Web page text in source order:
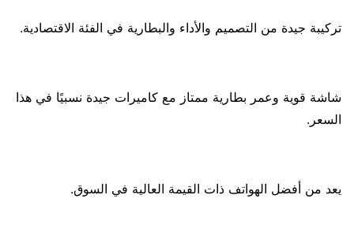
تركيبة جيدة من التصميم والأداء والبطارية في الفئة الاقتصادية.
شاشة قوية وعمر بطارية ممتاز مع كاميرات جيدة نسبيًا في هذا
السعر.
يعد من أفضل الهواتف ذات القيمة العالية في السوق.